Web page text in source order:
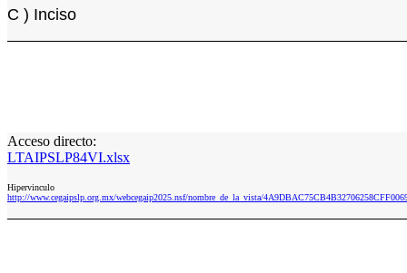
C ) Inciso
Acceso directo:
LTAIPSLP84VI.xlsx
Hipervinculo
http://www.cegaipslp.org.mx/webcegaip2025.nsf/nombre_de_la_vista/